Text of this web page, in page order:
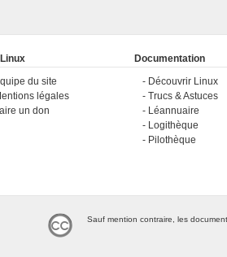
du site
légales
un don
Documentation
Découvrir Linux
Trucs & Astuces
Léannuaire
Logithèque
Pilothèque
Sauf mention contraire, les